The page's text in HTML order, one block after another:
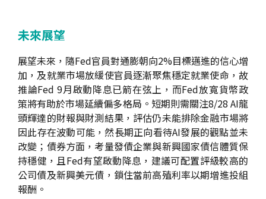
未來展望
展望未來，隨Fed官員對通膨朝向2%目標邁進的信心增
加，及就業市場放緩使官員逐漸聚焦穩定就業使命，故
推論Fed 9月啟動降息已箭在弦上，而Fed放寬貨幣政
策將有助於市場延續偏多格局。短期則需關注8/28 AI龍
頭輝達的財報與財測結果，評估仍未能排除金融市場將
因此存在波動可能，然長期正向看待AI發展的觀點並未
改變；債券方面，考量發債企業與新興國家債信體質保
持穩健，且Fed有望啟動降息，建議可配置評級較高的
公司債及新興美元債，鎖住當前高殖利率以期增進投組
報酬。